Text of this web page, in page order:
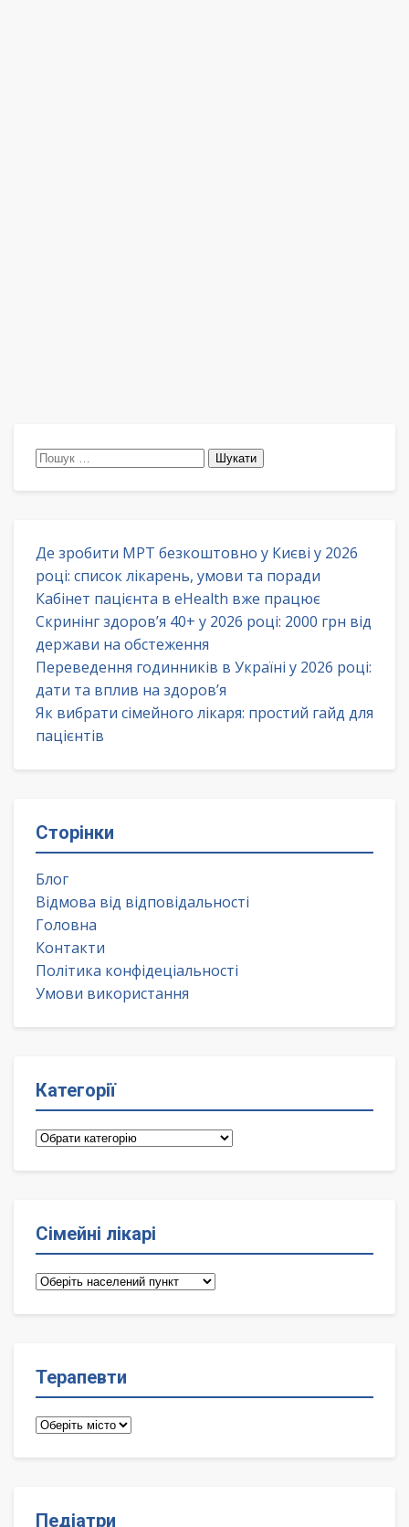
Пошук:
Де зробити МРТ безкоштовно у Києві у 2026
році: список лікарень, умови та поради
Кабінет пацієнта в eHealth вже працює
Скринінг здоров’я 40+ у 2026 році: 2000 грн від
держави на обстеження
Переведення годинників в Україні у 2026 році:
дати та вплив на здоров’я
Як вибрати сімейного лікаря: простий гайд для
пацієнтів
Сторінки
Блог
Відмова від відповідальності
Головна
Контакти
Політика конфідеціальності
Умови використання
Категорії
Категорії
Сімейні лікарі
Сімейні
Терапевти
Терапевти
Педіатри